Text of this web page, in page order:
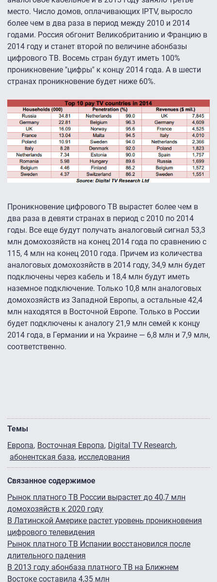
место. Число домов, оплачивающих IPTV, выросло
более чем в два раза в период между 2010 и 2014
годами. Россия обгонит Великобританию и Францию ​​в
2014 году и станет второй по величине абонбазы
цифрового ТВ. Восемь стран будут иметь 100%
проникновение "цифры" к концу 2014 года. А в шести
странах проникновение будет ниже 60%.
Проникновение цифрового ТВ вырастет более чем в
два раза в девяти странах в период с 2010 по 2014
годы. Все еще будут получать аналоговый сигнал 53,3
млн домохозяйств на конец 2014 года по сравнению с
115, 4 млн на конец 2010 года. Причем из количества
аналоговых домохозяйств в 2014 году, 34,9 млн будет
подключены через кабель и 18,4 млн будут иметь
наземное подключение. Только 10,8 млн аналоговых
домохозяйств из Западной Европы, а остальные 42,4
млн находятся в Восточной Европе. Только в России
будет подключены к аналогу 21,9 млн семей к концу
2014 года, в Германии и на Украине — 6,8 млн и 7,9 млн,
соответственно.
Темы
Европа Восточная Европа Digital TV Research
абонентская база исследования
Связанное содержимое
Рынок платного ТВ России вырастет до 40,7 млн
домохозяйств к 2020 году
В Латинской Америке растет уровень проникновения
цифрового телевидения
Рынок платного ТВ Испании восстановился после
длительного падения
В 2013 году абонбаза платного ТВ на Ближнем
Востоке составила 4,35 млн